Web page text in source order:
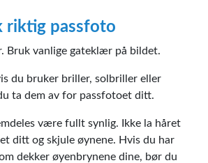
riktig passfoto
Bruk vanlige gateklær på bildet.
du bruker briller, solbriller eller
ta dem av for passfotoet ditt.
være fullt synlig. Ikke la håret
ditt og skjule øynene. Hvis du har
dekker øyenbrynene dine, bør du